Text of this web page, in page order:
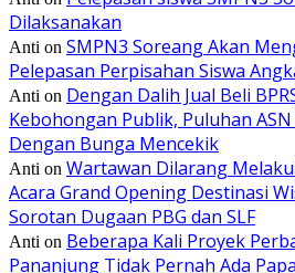
Dilaksanakan
Anti on SMPN3 Soreang Akan
Pelepasan Perpisahan Siswa
Anti on Dengan Dalih Jual Beli
Kebohongan Publik, Puluhan
Dengan Bunga Mencekik
Anti on Wartawan Dilarang
Acara Grand Opening Destinasi
Sorotan Dugaan PBG dan SLF
Anti on Beberapa Kali Proyek
Pananjung Tidak Pernah Ada